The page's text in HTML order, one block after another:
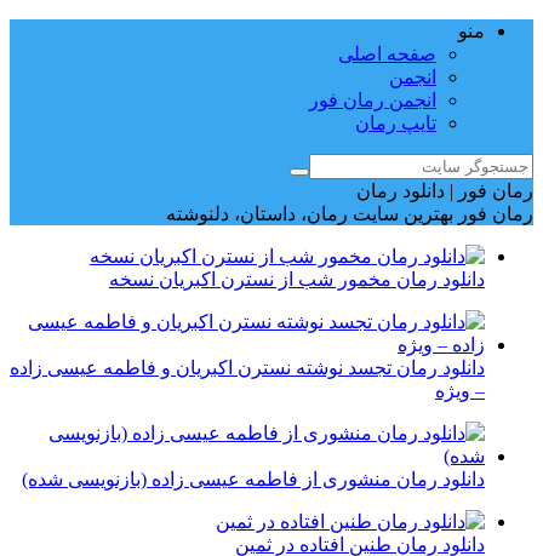
منو
صفحه اصلی
انجمن
انجمن رمان فور
تایپ رمان
رمان فور | دانلود رمان
رمان فور بهترین سایت رمان، داستان، دلنوشته
دانلود رمان مخمور شب از نسترن اکبریان نسخه
دانلود رمان تجسد نوشته نسترن اکبریان و فاطمه عیسی زاده
– ویژه
دانلود رمان منشوری از فاطمه عیسی زاده (بازنویسی شده)
دانلود رمان طنین افتاده در ثمین